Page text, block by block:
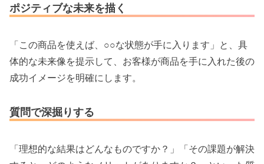
ポジティブな未来を描く
「この商品を使えば、○○な状態が手に入ります」と、具
体的な未来像を提示して、お客様が商品を手に入れた後の
成功イメージを明確にします。
質問で深掘りする
「理想的な結果はどんなものですか？」「その課題が解決